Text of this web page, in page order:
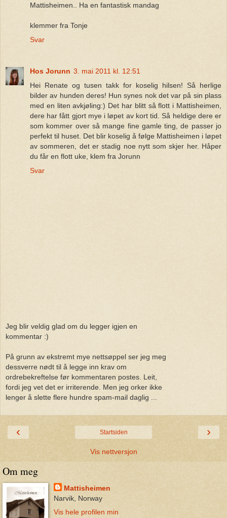
Mattisheimen.. Ha en fantastisk mandag
klemmer fra Tonje
Svar
Hos Jorunn 3. mai 2011 kl. 12:51
Hei Renate og tusen takk for koselig hilsen! Så herlige
bilder av hunden deres! Hun synes nok det var på sin plass
med en liten avkjøling:) Det har blitt så flott i Mattisheimen,
dere har fått gjort mye i løpet av kort tid. Så heldige dere er
som kommer over så mange fine gamle ting, de passer jo
perfekt til huset. Det blir koselig å følge Mattisheimen i løpet
av sommeren, det er stadig noe nytt som skjer her. Håper
du får en flott uke, klem fra Jorunn
Svar
Jeg blir veldig glad om du legger igjen en
kommentar :)
På grunn av ekstremt mye nettsøppel ser jeg meg
dessverre nødt til å legge inn krav om
ordrebekreftelse før kommentaren postes. Leit,
fordi jeg vet det er irriterende. Men jeg orker ikke
lenger å slette flere hundre spam-mail daglig ...
‹ ›
Startsiden
Vis nettversjon
Om meg
Mattisheimen
Narvik, Norway
Vis hele profilen min